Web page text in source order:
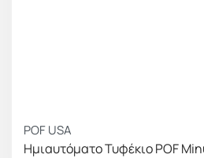
POF USA
Ημιαυτόματο Τυφέκιο POF